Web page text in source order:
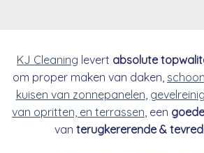
KJ Cleaning levert absolute
om proper maken van daken,
kuisen van zonnepanelen
van opritten, en terrassen , een
van terugkererende &